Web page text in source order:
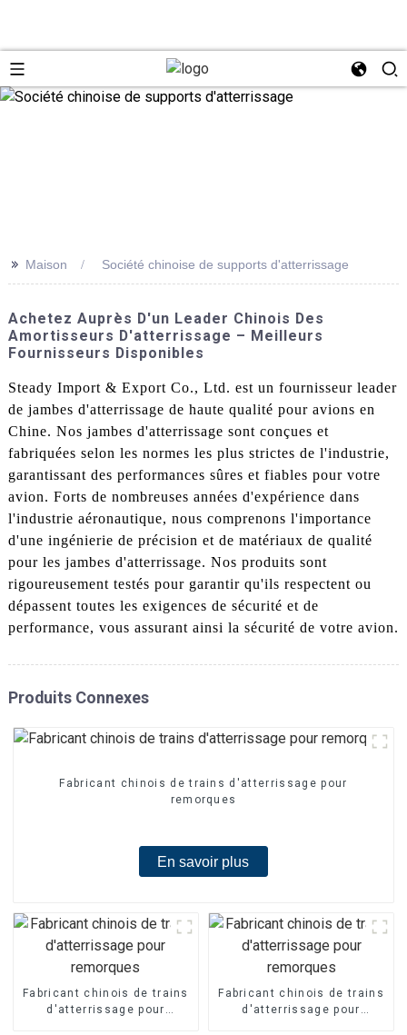
>> Maison Société chinoise de supports d'atterrissage
Achetez Auprès D'un Leader Chinois Des
Amortisseurs D'atterrissage – Meilleurs
Fournisseurs Disponibles
Steady Import & Export Co., Ltd. est un fournisseur leader
de jambes d'atterrissage de haute qualité pour avions en
Chine. Nos jambes d'atterrissage sont conçues et
fabriquées selon les normes les plus strictes de l'industrie,
garantissant des performances sûres et fiables pour votre
avion. Forts de nombreuses années d'expérience dans
l'industrie aéronautique, nous comprenons l'importance
d'une ingénierie de précision et de matériaux de qualité
pour les jambes d'atterrissage. Nos produits sont
rigoureusement testés pour garantir qu'ils respectent ou
dépassent toutes les exigences de sécurité et de
performance, vous assurant ainsi la sécurité de votre avion.
Produits Connexes
Fabricant chinois de trains d'atterrissage pour
remorques
En savoir plus
Fabricant chinois de trains
d'atterrissage pour
Fabricant chinois de trains
d'atterrissage pour